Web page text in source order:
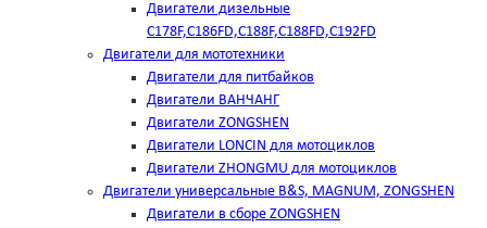
Двигатели дизельные
C178F,С186FD,C188F,C188FD,C192FD
Двигатели для мототехники
Двигатели для питбайков
Двигатели ВАНЧАНГ
Двигатели ZONGSHEN
Двигатели LONCIN для мотоциклов
Двигатели ZHONGMU для мотоциклов
Двигатели универсальные B&S, MAGNUM, ZONGSHEN
Двигатели в сборе ZONGSHEN